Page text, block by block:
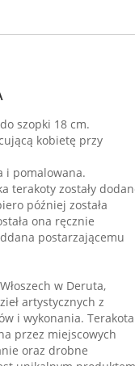
szopki 18 cm.
kobietę przy
i pomalowana.
terakoty zostały
później została
ona ręcznie
postarzającemu
w Deruta,
artystycznych z
i wykonania. Terakota
przez miejscowych
oraz drobne